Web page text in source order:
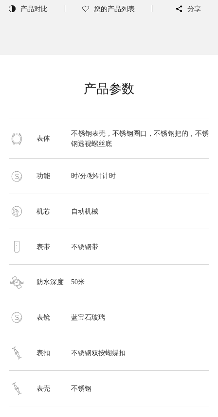
产品对比 您的产品列表 分享
产品参数
表体
不锈钢表壳，不锈钢圈口，不锈钢把的，不锈
钢透视螺丝底
功能 时/分/秒针计时
机芯 自动机械
表带 不锈钢带
防水深度 50米
表镜 蓝宝石玻璃
表扣 不锈钢双按蝴蝶扣
表壳 不锈钢